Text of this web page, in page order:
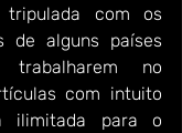
tripulada com os
de alguns países
trabalharem no
com intuito
ilimitada para o